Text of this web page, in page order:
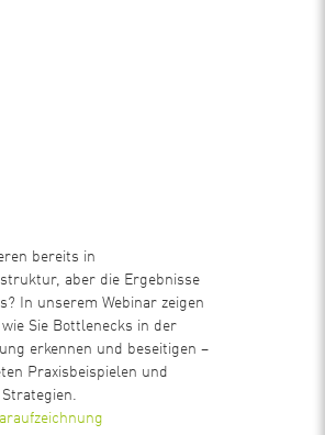
bereits in
aber die Ergebnisse
In unserem Webinar zeigen
Sie Bottlenecks in der
erkennen und beseitigen –
Praxisbeispielen und